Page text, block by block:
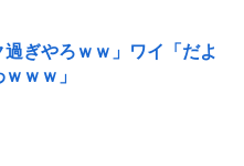
ぎやろｗｗ」ワイ「だよ
ｗｗ」